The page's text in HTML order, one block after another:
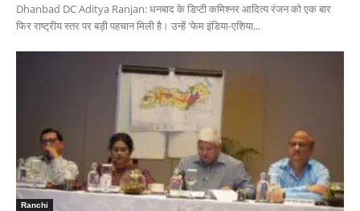
Dhanbad DC Aditya Ranjan: धनबाद के डिप्टी कमिश्नर आदित्य रंजन को एक बार
फिर राष्ट्रीय स्तर पर बड़ी पहचान मिली है। उन्हें 'फेम इंडिया-एशिया...
Ranchi